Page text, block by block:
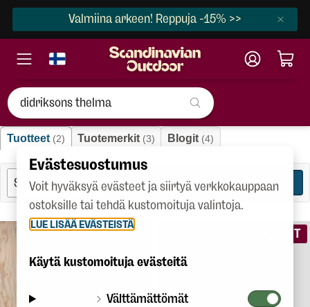
Valmiina arkeen! Reppuja -15% >>
"didriksons thelma"
Tuotteet (2) Tuotemerkit (3) Blogit (4)
SUODATA
OUTLET
Evästesuostumus
Voit hyväksyä evästeet ja siirtyä verkkokauppaan
ostoksille tai tehdä kustomoituja valintoja.
LUE LISÄÄ EVÄSTEISTÄ
Käytä kustomoituja evästeitä
Välttämättömät